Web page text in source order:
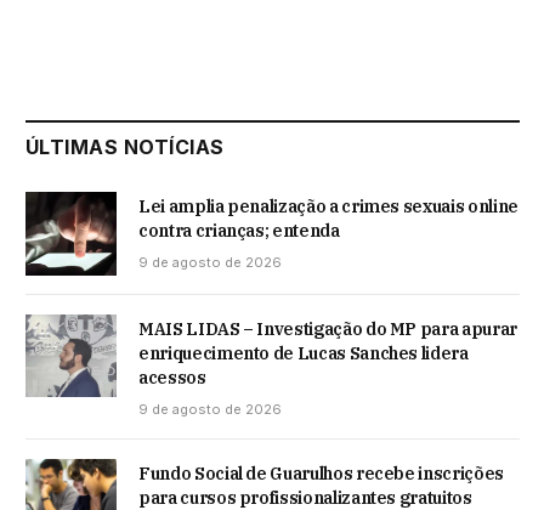
ÚLTIMAS NOTÍCIAS
Lei amplia penalização a crimes sexuais online
contra crianças; entenda
9 de agosto de 2026
MAIS LIDAS – Investigação do MP para apurar
enriquecimento de Lucas Sanches lidera
acessos
9 de agosto de 2026
Fundo Social de Guarulhos recebe inscrições
para cursos profissionalizantes gratuitos